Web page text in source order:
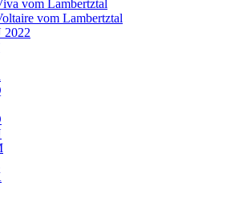
vom Lambertztal
vom Lambertztal
2022